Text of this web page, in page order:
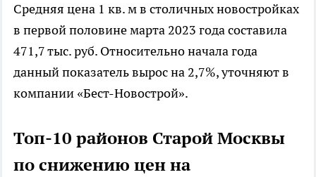
Средняя цена 1 кв. м в столичных новостройках
в первой половине марта 2023 года составила
471,7 тыс. руб. Относительно начала года
данный показатель вырос на 2,7%, уточняют в
компании «Бест-Новострой».
Топ-10 районов Старой Москвы
по снижению цен на